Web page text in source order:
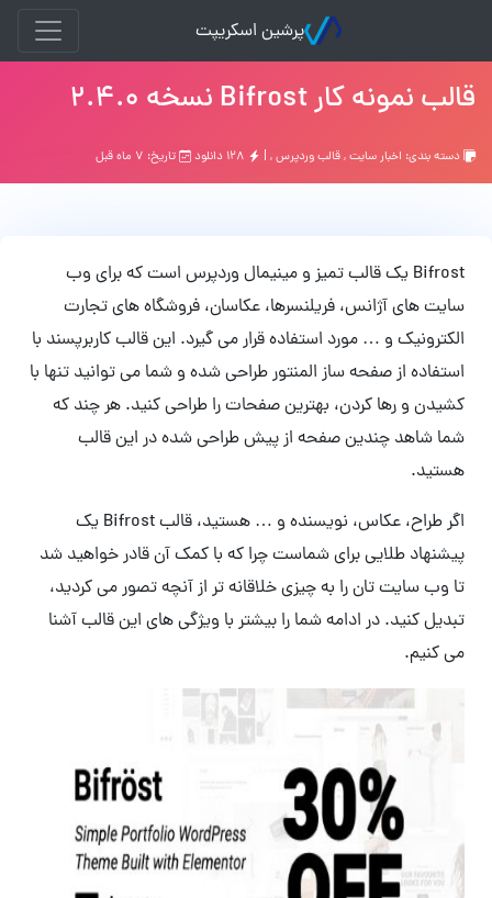
پرشین اسکریپت
قالب نمونه کار Bifrost نسخه 2.4.0
دسته بندی: اخبار سایت,قالب وردپرس, | تاریخ: ۷ ماه قبل
Bifrost یک قالب تمیز و مینیمال وردپرس است که برای وب
سایت های آژانس، فریلنسرها، عکاسان، فروشگاه های تجارت
الکترونیک و … مورد استفاده قرار می گیرد. این قالب کاربرپسند با
استفاده از صفحه ساز المنتور طراحی شده و شما می توانید تنها با
کشیدن و رها کردن، بهترین صفحات را طراحی کنید. هر چند که
شما شاهد چندین صفحه از پیش طراحی شده در این قالب
هستید.
اگر طراح، عکاس، نویسنده و … هستید، قالب Bifrost یک
پیشنهاد طلایی برای شماست چرا که با کمک آن قادر خواهید شد
تا وب سایت تان را به چیزی خلاقانه تر از آنچه تصور می کردید،
تبدیل کنید. در ادامه شما را بیشتر با ویژگی های این قالب آشنا
می کنیم.